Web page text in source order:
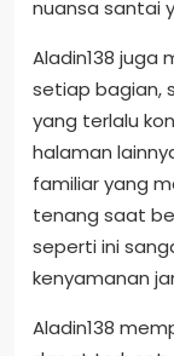
nuansa santai
Aladin138 juga
setiap bagian,
yang terlalu
halaman
familiar yang
tenang saat
seperti ini
kenyamanan
Aladin138